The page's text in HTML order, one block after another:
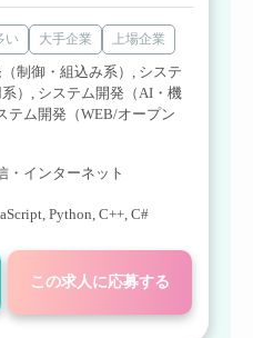
い 大手企業 上場企業
制御・組込み系） , システ
） , システム開発（AI・機
テム開発（WEB/オープン
・インターネット
, Python, C++, C#
この求人に応募する